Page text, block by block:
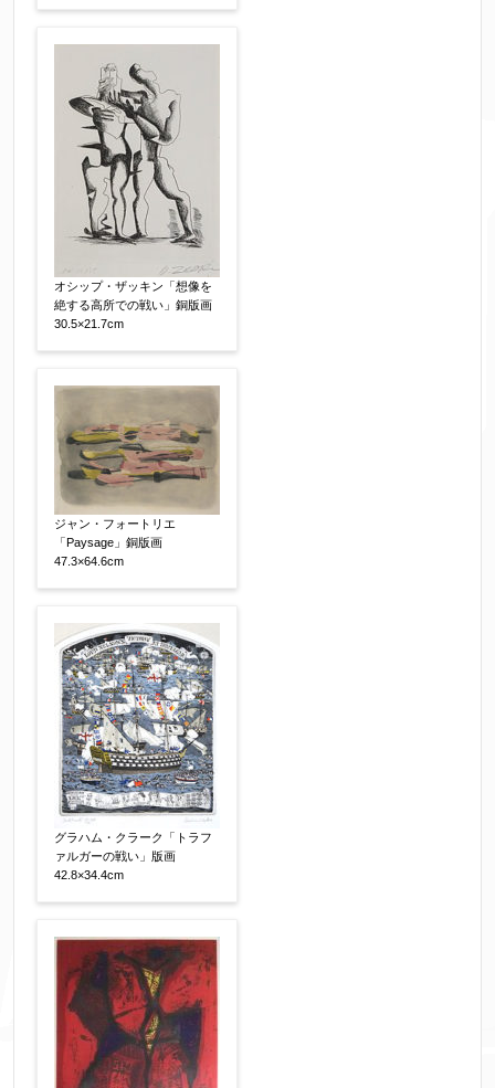
ご要望などがございましたらご入力ください
【任意】
個人情報の取扱いについて、同意の上送信しま
す。（確認画面は表示されません）
同意する 【必須】
↑ 同意頂けましたらチェックを入れてくださ
い。
り暗号化して送信されます。
オシップ・ザッキン「想像を
絶する高所での戦い」銅版画
30.5×21.7cm
ジャン・フォートリエ
「Paysage」銅版画
47.3×64.6cm
グラハム・クラーク「トラフ
ァルガーの戦い」版画
42.8×34.4cm